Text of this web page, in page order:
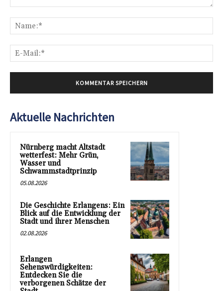
Aktuelle Nachrichten
Nürnberg macht Altstadt
wetterfest: Mehr Grün,
Wasser und
Schwammstadtprinzip
05.08.2026
Die Geschichte Erlangens: Ein
Blick auf die Entwicklung der
Stadt und ihrer Menschen
02.08.2026
Erlangen
Sehenswürdigkeiten:
Entdecken Sie die
verborgenen Schätze der